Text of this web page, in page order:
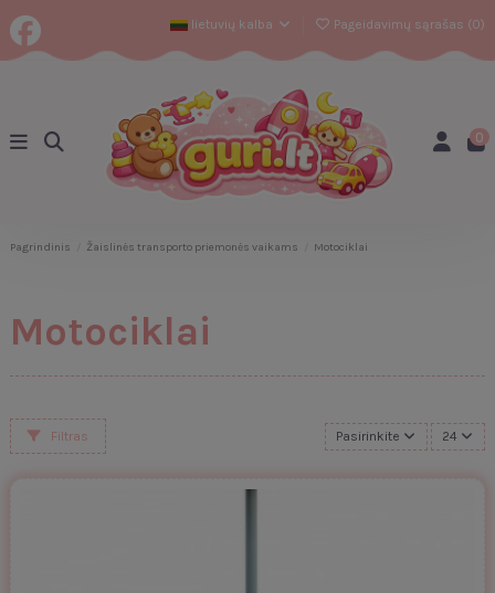
lietuvių kalba Pageidavimų sąrašas (0)
0
Pagrindinis Žaislinės transporto priemonės vaikams Motociklai
Motociklai
Filtras Pasirinkite 24